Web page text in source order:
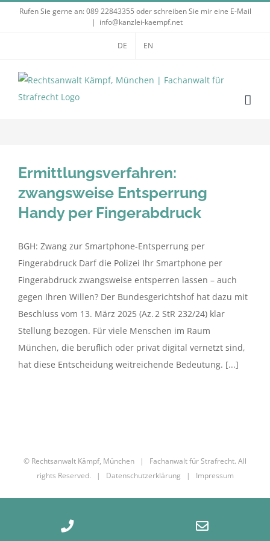
Rufen Sie gerne an: 089 22843355 oder schreiben Sie mir eine E-Mail
| info@kanzlei-kaempf.net
DE EN
Ermittlungsverfahren:
zwangsweise Entsperrung
Handy per Fingerabdruck
BGH: Zwang zur Smartphone-Entsperrung per
Fingerabdruck Darf die Polizei Ihr Smartphone per
Fingerabdruck zwangsweise entsperren lassen – auch
gegen Ihren Willen? Der Bundesgerichtshof hat dazu mit
Beschluss vom 13. März 2025 (Az. 2 StR 232/24) klar
Stellung bezogen. Für viele Menschen im Raum
München, die beruflich oder privat digital vernetzt sind,
hat diese Entscheidung weitreichende Bedeutung. [...]
© Rechtsanwalt Kämpf, München | Fachanwalt für Strafrecht. All
rights Reserved. | Datenschutzerklärung | Impressum